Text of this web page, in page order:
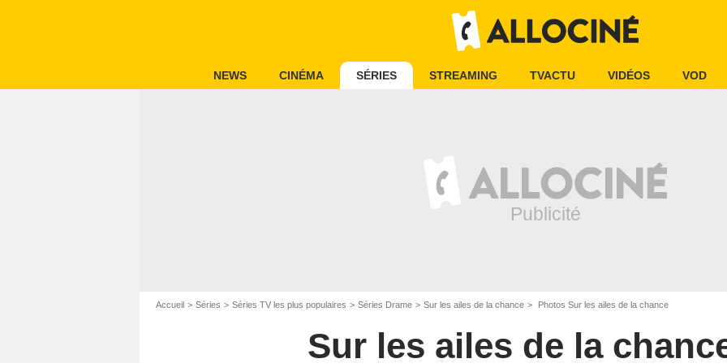
NEWS CINÉMA SÉRIES STREAMING TVACTU VIDÉOS VOD
Accueil Séries Séries TV les plus populaires Séries Drame Sur les ailes de la chance Photos Sur les ailes de la chance
Sur les ailes de la